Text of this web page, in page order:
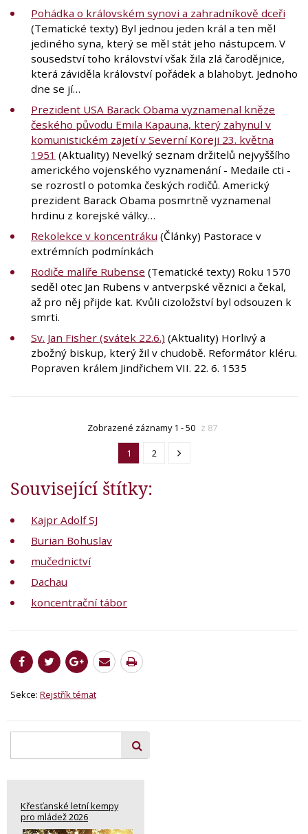
Pohádka o královském synovi a zahradníkově dceři
(Tematické texty) Byl jednou jeden král a ten měl
jediného syna, který se měl stát jeho nástupcem. V
sousedství toho království však žila zlá čarodějnice,
která záviděla království pořádek a blahobyt. Jednoho
dne se jí…
Prezident USA Barack Obama vyznamenal kněze
českého původu Emila Kapauna, který zahynul v
komunistickém zajetí v Severní Koreji 23. května
1951 (Aktuality) Nevelký seznam držitelů nejvyššího
amerického vojenského vyznamenání - Medaile cti -
se rozrostl o potomka českých rodičů. Americký
prezident Barack Obama posmrtně vyznamenal
hrdinu z korejské války…
Rekolekce v koncentráku (Články) Pastorace v
extrémních podmínkách
Rodiče malíře Rubense (Tematické texty) Roku 1570
seděl otec Jan Rubens v antverpské věznici a čekal,
až pro něj přijde kat. Kvůli cizoložství byl odsouzen k
smrti.
Sv. Jan Fisher (svátek 22.6.) (Aktuality) Horlivý a
zbožný biskup, který žil v chudobě. Reformátor kléru.
Popraven králem Jindřichem VII. 22. 6. 1535
Zobrazené záznamy 1 - 50 z 87
1 2
Související štítky:
Kajpr Adolf SJ
Burian Bohuslav
mučednictví
Dachau
koncentrační tábor
Sekce: Rejstřík témat
Křesťanské letní kempy
pro mládež 2026